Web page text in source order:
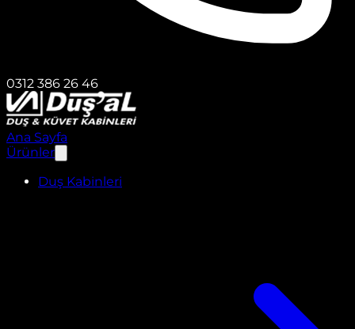
0312 386 26 46
Ana Sayfa
Ürünler
Duş Kabinleri